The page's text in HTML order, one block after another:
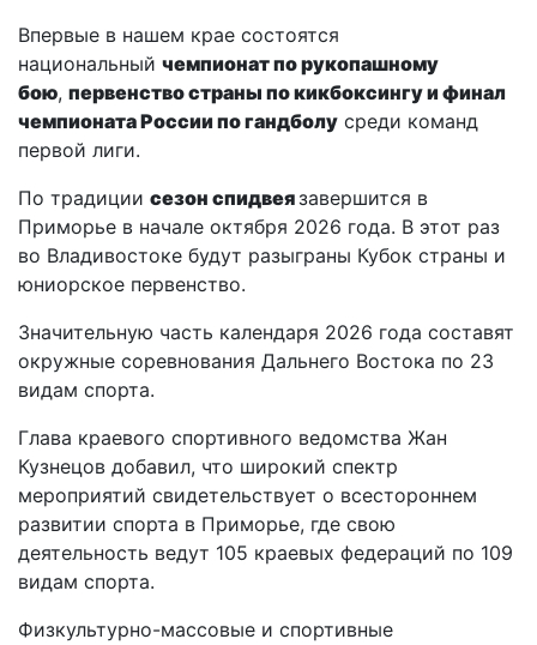
Впервые в нашем крае состоятся
национальный чемпионат по рукопашному
бою, первенство страны по кикбоксингу и финал
чемпионата России по гандболу среди команд
первой лиги.
По традиции сезон спидвеязавершится в
Приморье в начале октября 2026 года. В этот раз
во Владивостоке будут разыграны Кубок страны и
юниорское первенство.
Значительную часть календаря 2026 года составят
окружные соревнования Дальнего Востока по 23
видам спорта.
Глава краевого спортивного ведомства Жан
Кузнецов добавил, что широкий спектр
мероприятий свидетельствует о всестороннем
развитии спорта в Приморье, где свою
деятельность ведут 105 краевых федераций по 109
видам спорта.
Физкультурно-массовые и спортивные